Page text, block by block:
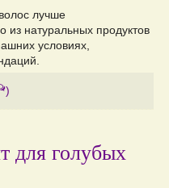
лучше
из натуральных продуктов
условиях,
)
для голубых